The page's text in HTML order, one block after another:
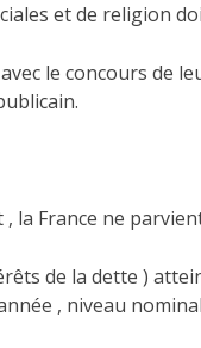
et de religion
le concours de
France ne
de la dette )
, niveau